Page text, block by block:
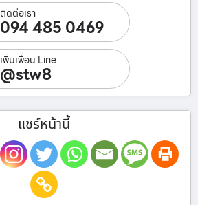
ติดต่อเรา
094 485 0469
เพิ่มเพื่อน Line
@stw8
แชร์หน้านี้